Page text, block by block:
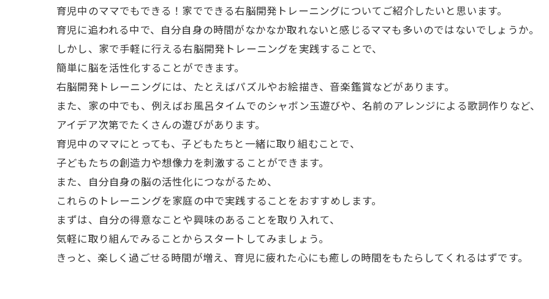
育児中のママでもできる！家でできる右脳開発トレーニングについてご紹介したいと思います。
育児に追われる中で、自分自身の時間がなかなか取れないと感じるママも多いのではないでしょうか。
しかし、家で手軽に行える右脳開発トレーニングを実践することで、
簡単に脳を活性化することができます。
右脳開発トレーニングには、たとえばパズルやお絵描き、音楽鑑賞などがあります。
また、家の中でも、例えばお風呂タイムでのシャボン玉遊びや、名前のアレンジによる歌詞作りなど、
アイデア次第でたくさんの遊びがあります。
育児中のママにとっても、子どもたちと一緒に取り組むことで、
子どもたちの創造力や想像力を刺激することができます。
また、自分自身の脳の活性化につながるため、
これらのトレーニングを家庭の中で実践することをおすすめします。
まずは、自分の得意なことや興味のあることを取り入れて、
気軽に取り組んでみることからスタートしてみましょう。
きっと、楽しく過ごせる時間が増え、育児に疲れた心にも癒しの時間をもたらしてくれるはずです。